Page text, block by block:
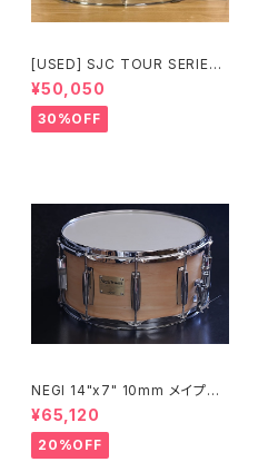
[USED] SJC TOUR SERIES
SNARE 14 × 6.5 マットブラッ
ク
¥50,050
30%OFF
NEGI 14"x7" 10mm メイプル
スネア M10R1470P-S2N
¥65,120
20%OFF